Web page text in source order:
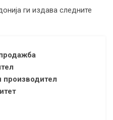
ги издава следните
производител